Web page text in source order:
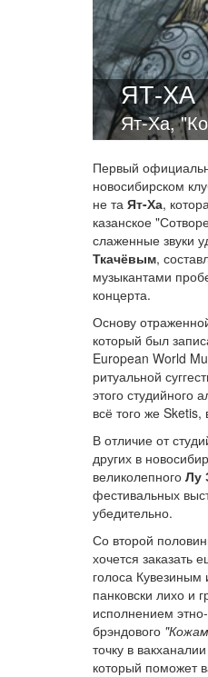
ЯТ-ХА
Ят-Ха,
Первый
новосибирском
не та Ят-Ха,
казанское
слаженные звуки
Ткачёвым,
музыкантами
концерта.
Основу
который был
European World
ритуальной
этого студийного
всё того же
В отличие от
других в
великолепного Лу
фестивальных
убедительно.
Со второй
хочется заказать
голоса
панковски лихо и
исполнением
брэндового
точку в
который поможет